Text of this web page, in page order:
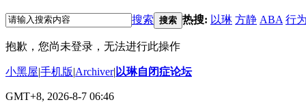
搜索 搜索 热搜: 以琳 方静 ABA 行
抱歉，您尚未登录，无法进行此操作
小黑屋|手机版|Archiver| 以琳自闭症论坛
GMT+8, 2026-8-7 06:46